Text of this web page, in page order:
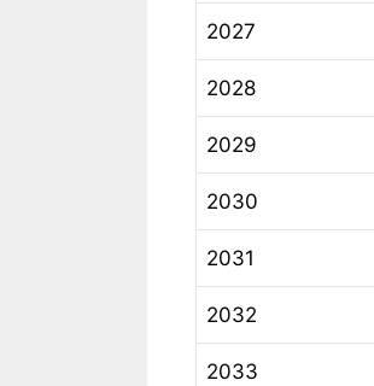
2027
2028
2029
2030
2031
2032
2033